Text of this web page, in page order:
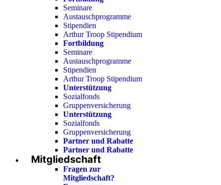
Seminare
Austauschprogramme
Stipendien
Arthur Troop Stipendium
Fortbildung
Seminare
Austauschprogramme
Stipendien
Arthur Troop Stipendium
Unterstützung
Sozialfonds
Gruppenversicherung
Unterstützung
Sozialfonds
Gruppenversicherung
Partner und Rabatte
Partner und Rabatte
Mitgliedschaft
Fragen zur
Mitgliedschaft?